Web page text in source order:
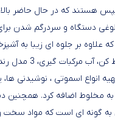
اسموتی ، نوشیدنی
گونه ای است که مواد سخت